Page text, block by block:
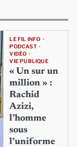
LE FIL INFO
PODCAST
VIDÉO
VIE PUBLIQUE
« Un sur un
million » :
Rachid
Azizi,
l’homme
sous
l’uniforme